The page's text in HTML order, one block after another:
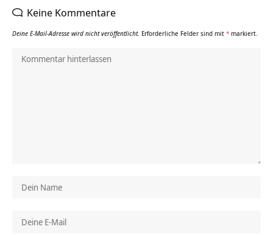
Keine Kommentare
Deine E-Mail-Adresse wird nicht veröffentlicht. Erforderliche Felder sind mit * markiert.